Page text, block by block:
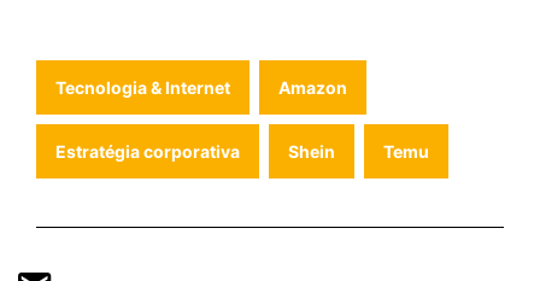
Tecnologia & Internet Amazon
Estratégia corporativa Shein Temu